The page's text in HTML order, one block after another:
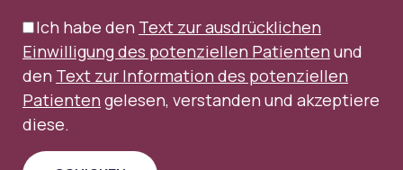
Ich habe den Text zur ausdrücklichen
Einwilligung des potenziellen Patienten und
den Text zur Information des potenziellen
Patienten gelesen, verstanden und akzeptiere
diese.